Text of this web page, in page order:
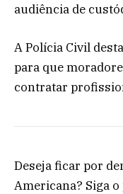
audiência de
A Polícia Civil
para que
contratar
Deseja ficar por
Americana? Siga